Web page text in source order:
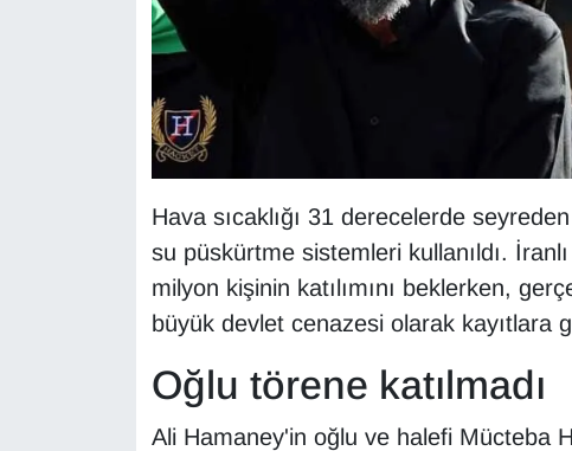
Hava sıcaklığı 31 derecelerde
su püskürtme sistemleri kullanıldı.
milyon kişinin katılımını beklerken,
büyük devlet cenazesi olarak kayıtlara
Oğlu törene katılmadı
Ali Hamaney'in oğlu ve halefi Mücteba
ONE EKONOMİ
Resmi İlanlar
Sinema - TV